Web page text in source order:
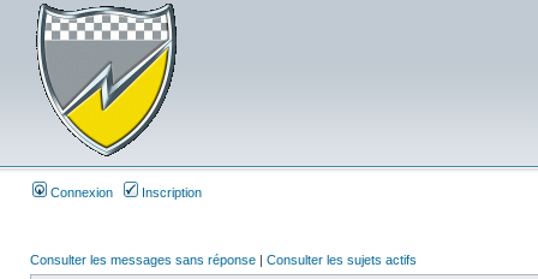
Connexion Inscription
Consulter les messages sans réponse | Consulter les sujets actifs